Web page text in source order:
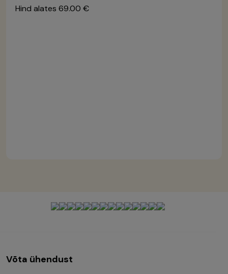
Hind alates 69.00 €
Võta ühendust